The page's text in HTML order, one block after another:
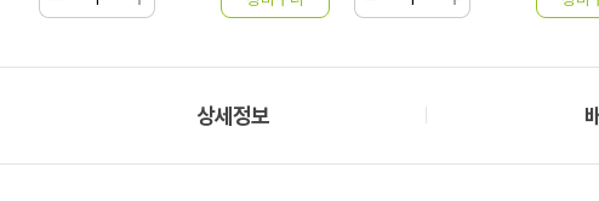
상세정보